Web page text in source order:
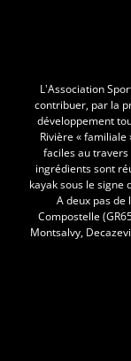
L’Association
contribuer, par la
développement
Rivière « familiale
faciles au travers
ingrédients sont
kayak sous le signe
A deux pas de
Compostelle
Montsalvy,